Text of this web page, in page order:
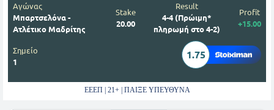
Αγώνας
Μπαρτσελόνα -
Ατλέτικο Μαδρίτης
Stake
20.00
Result
4-4 (Πρώιμη*
πληρωμή στο 4-2)
Profit
+15.00
Σημείο
1
1.75
ΕΕΕΠ | 21+ | ΠΑΙΞΕ ΥΠΕΥΘΥΝΑ